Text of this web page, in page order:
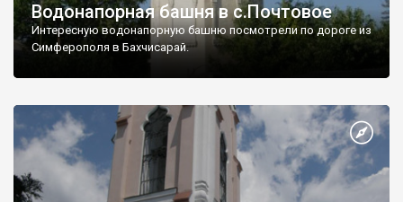
Водонапорная башня в с.Почтовое
Интересную водонапорную башню посмотрели по дороге из
Симферополя в Бахчисарай.